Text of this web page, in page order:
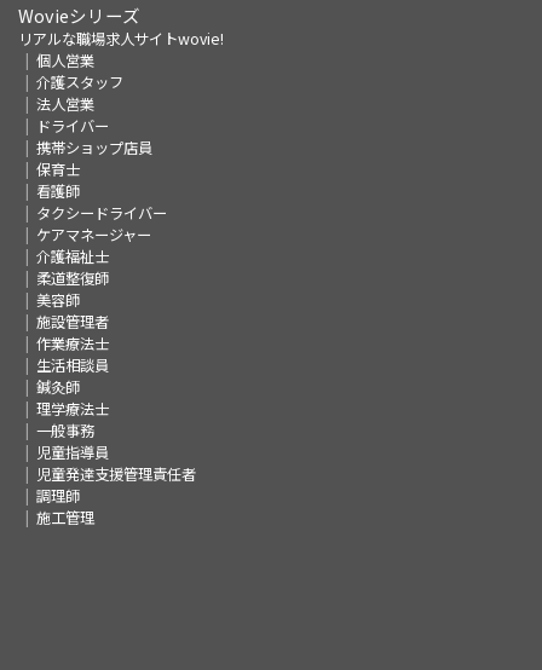
Wovieシリーズ
リアルな職場求人サイトwovie!
個人営業
介護スタッフ
法人営業
ドライバー
携帯ショップ店員
保育士
看護師
タクシードライバー
ケアマネージャー
介護福祉士
柔道整復師
美容師
施設管理者
作業療法士
生活相談員
鍼灸師
理学療法士
一般事務
児童指導員
児童発達支援管理責任者
調理師
施工管理